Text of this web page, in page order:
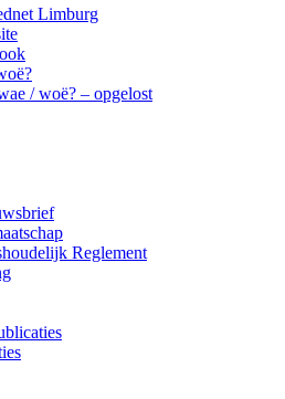
Limburg
/ woë? – opgelost
Reglement